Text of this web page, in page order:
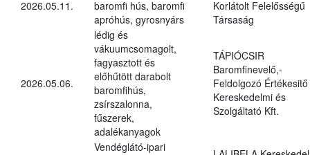
2026.05.11.
baromfi hús, baromfi
apróhús, gyrosnyárs
Korlátolt Felelősségű
Társaság
2026.05.06.
lédig és
vákuumcsomagolt,
fagyasztott és
előhűtött darabolt
baromfihús,
zsírszalonna,
fűszerek,
adalékanyagok
TÁPIÓCSIR
Baromfinevelő,-
Feldolgozó Értékesitő
Kereskedelmi és
Szolgáltató Kft.
Vendéglátó-ipari